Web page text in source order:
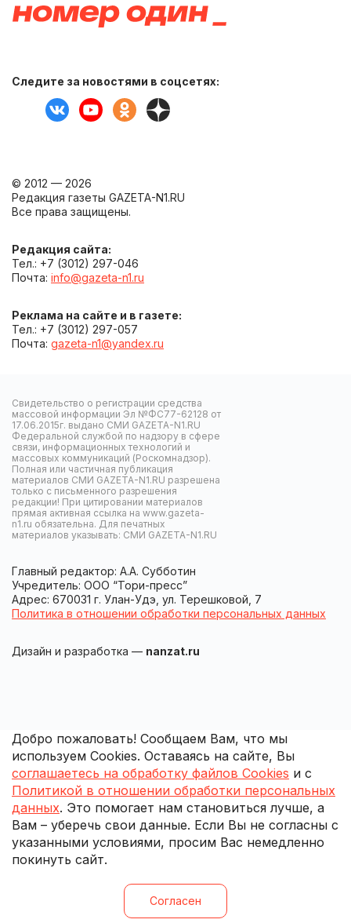
Следите за новостями в соцсетях:
© 2012 — 2026
Редакция газеты GAZETA-N1.RU
Все права защищены.
Редакция сайта:
Тел.: +7 (3012) 297-046
Почта: info@gazeta-n1.ru
Реклама на сайте и в газете:
Тел.: +7 (3012) 297-057
Почта: gazeta-n1@yandex.ru
Свидетельство о регистрации средства
массовой информации Эл №ФС77-62128 от
17.06.2015г. выдано СМИ GAZETA-N1.RU
Федеральной службой по надзору в сфере
связи, информационных технологий и
массовых коммуникаций (Роскомнадзор).
Полная или частичная публикация
материалов СМИ GAZETA-N1.RU разрешена
только с письменного разрешения
редакции! При цитировании материалов
прямая активная ссылка на www.gazeta-
n1.ru обязательна. Для печатных
материалов указывать: СМИ GAZETA-N1.RU
Главный редактор: А.А. Субботин
Учредитель: ООО “Тори-пресс”
Адрес: 670031 г. Улан-Удэ, ул. Терешковой, 7
Политика в отношении обработки персональных данных
Дизайн и разработка — nanzat.ru
Добро пожаловать! Сообщаем Вам, что мы
используем Cookies. Оставаясь на сайте, Вы
соглашаетесь на обработку файлов Cookies и с
Политикой в отношении обработки персональных
данных. Это помогает нам становиться лучше, а
Вам – уберечь свои данные. Если Вы не согласны с
указанными условиями, просим Вас немедленно
покинуть сайт.
Согласен